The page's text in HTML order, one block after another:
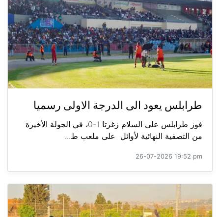
طرابلس يعود الى الدرجة الاولى رسميا
فوز طرابلس على السلام زغرتا 1-0، في الجولة الأخيرة
من التصفية النهائية لأوائل على ملعب ط...
26-07-2026 19:52 pm